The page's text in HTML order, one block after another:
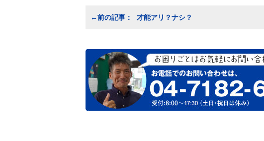
ー
シ
ョ
ン
才能アリ？ナシ？